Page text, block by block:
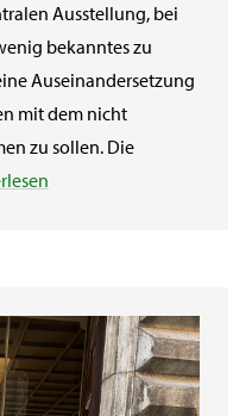
Ausstellung, bei
bekanntes zu
Auseinandersetzung
mit dem nicht
zu sollen. Die